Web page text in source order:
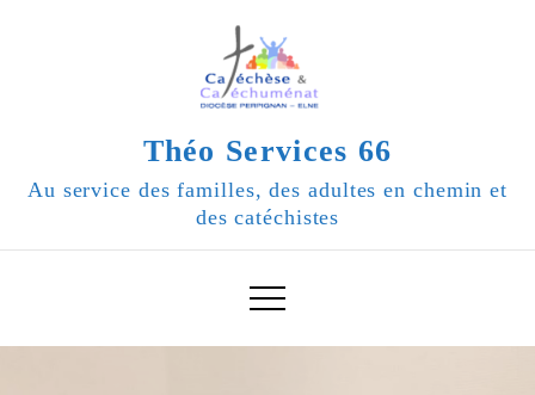
Théo Services 66
Au service des familles, des adultes en chemin et
des catéchistes